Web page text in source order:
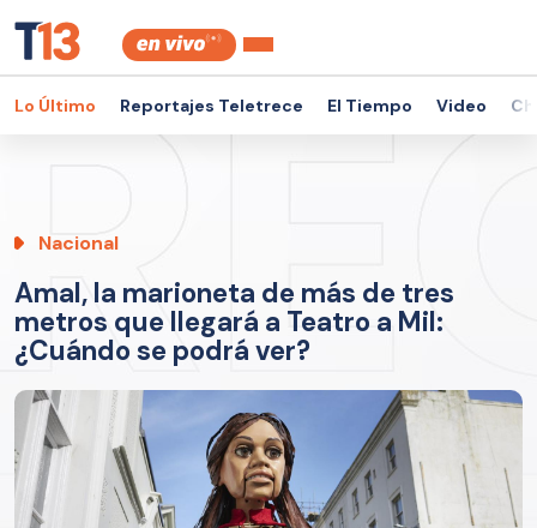
Lo Último Reportajes Teletrece El Tiempo Video
Nacional
Amal, la marioneta de más de tres
metros que llegará a Teatro a Mil:
¿Cuándo se podrá ver?